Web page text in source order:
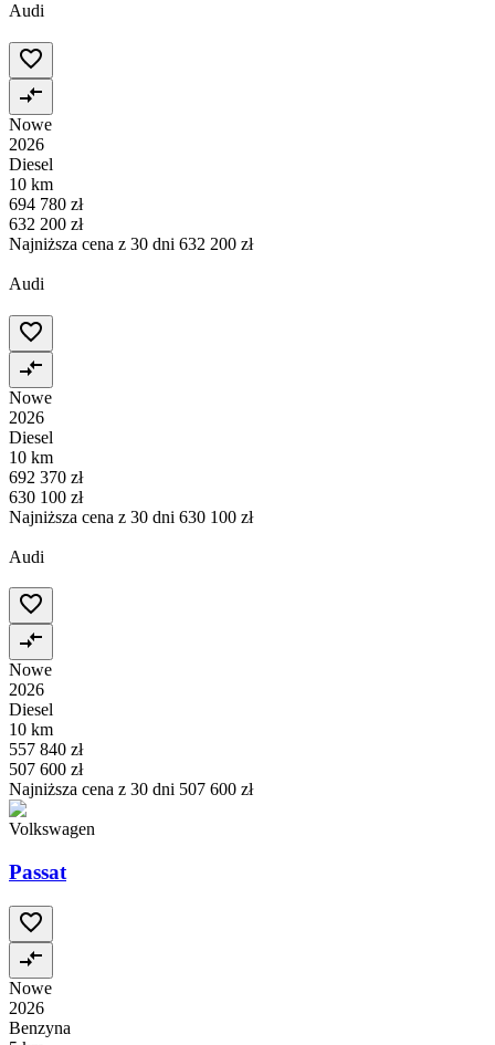
Audi
Nowe
2026
Diesel
10 km
694 780 zł
632 200 zł
Najniższa cena z 30 dni 632 200 zł
Audi
Nowe
2026
Diesel
10 km
692 370 zł
630 100 zł
Najniższa cena z 30 dni 630 100 zł
Audi
Nowe
2026
Diesel
10 km
557 840 zł
507 600 zł
Najniższa cena z 30 dni 507 600 zł
Volkswagen
Passat
Nowe
2026
Benzyna